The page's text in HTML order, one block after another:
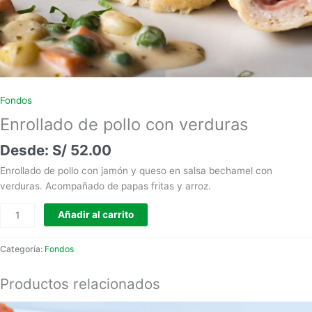
Fondos
Enrollado de pollo con verduras
S/ 52.00
Enrollado de pollo con jamón y queso en salsa bechamel con
verduras. Acompañado de papas fritas y arroz.
Añadir al carrito
Categoría: Fondos
Productos relacionados